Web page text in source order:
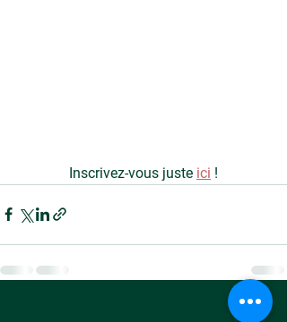
Inscrivez-vous juste ici !
Voir tout